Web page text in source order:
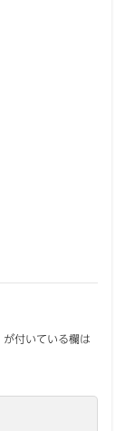
が付いている欄は